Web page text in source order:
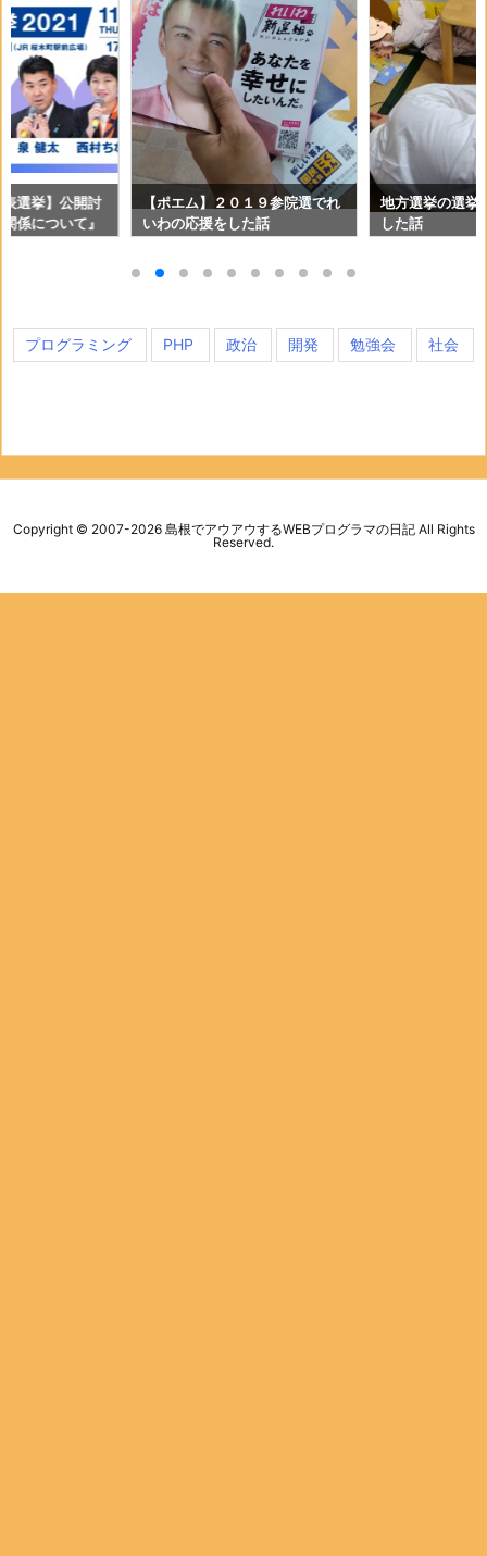
選挙】公開討
係について』
【ポエム】２０１９参院選でれ
いわの応援をした話
地方選挙の選挙
した話
プログラミング PHP 政治 開発 勉強会 社会
Copyright © 2007-2026 島根でアウアウするWEBプログラマの日記All Rights
Reserved.